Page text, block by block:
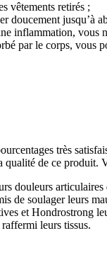
vêtements retirés ;
doucement jusqu’à
inflammation, vous
par le corps, vous
très
qualité de ce produit.
douleurs articulaires
de soulager leurs
et Hondrostrong
leurs tissus.